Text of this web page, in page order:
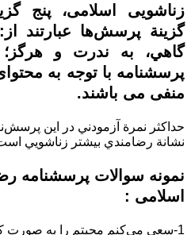
زناشویی اسلامی، پنج
گزينة پرسش‌‌ها عبارتند
گاهي، به ندرت و
پرسشنامه با توجه به
منفی می باشند.
حداكثر نمرة آزمودني در ‌اين
نشانة رضا‌مندي بيشتر زناشويي
نمونه سوالات پرسشنامه
اسلامی :
1- سعي مي‌كنم محبتم را به صورت